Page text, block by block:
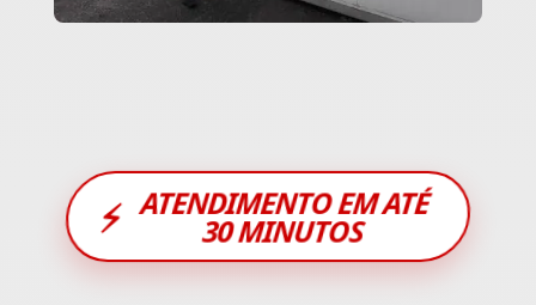
⚡ ATENDIMENTO EM ATÉ
30 MINUTOS